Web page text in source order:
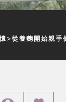
從養麴開始親手